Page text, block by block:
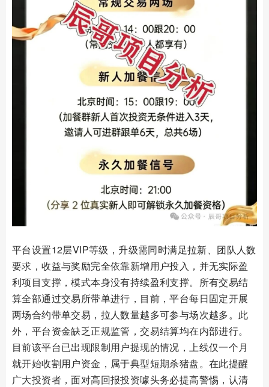
平台设置12层VIP等级，升级需同时满足拉新、团队人数
要求，收益与奖励完全依靠新增用户投入，并无实际盈
利项目支撑，模式本身没有持续盈利支撑。所有交易结
算全部通过交易所带单进行，目前，平台每日固定开展
两场合约带单交易，拉人数量越多可参与场次越多。此
外，平台资金缺乏正规监管，交易结算均在内部进行。
目前该平台已出现限制用户提现的情况，上线仅一个月
就开始收割用户资金，属于典型短期杀猪盘。在此提醒
广大投资者，面对高回报投资噱头务必提高警惕，认清